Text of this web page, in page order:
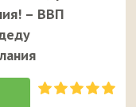
– ВВП